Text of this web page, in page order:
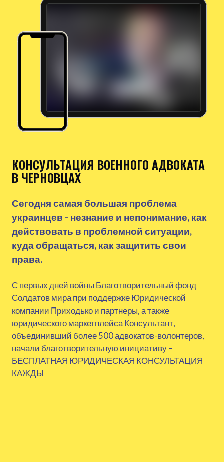
КОНСУЛЬТАЦИЯ ВОЕННОГО АДВОКАТА
В ЧЕРНОВЦАХ
Сегодня самая большая проблема
украинцев - незнание и непонимание, как
действовать в проблемной ситуации,
куда обращаться, как защитить свои
права.
С первых дней войны Благотворительный фонд
Солдатов мира при поддержке Юридической
компании Приходько и партнеры, а также
юридического маркетплейса Консультант,
объединивший более 500 адвокатов-волонтеров,
начали благотворительную инициативу –
БЕСПЛАТНАЯ ЮРИДИЧЕСКАЯ КОНСУЛЬТАЦИЯ
КАЖДЫ